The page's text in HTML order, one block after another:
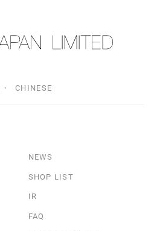
CHINESE
NEWS
SHOP LIST
IR
FAQ